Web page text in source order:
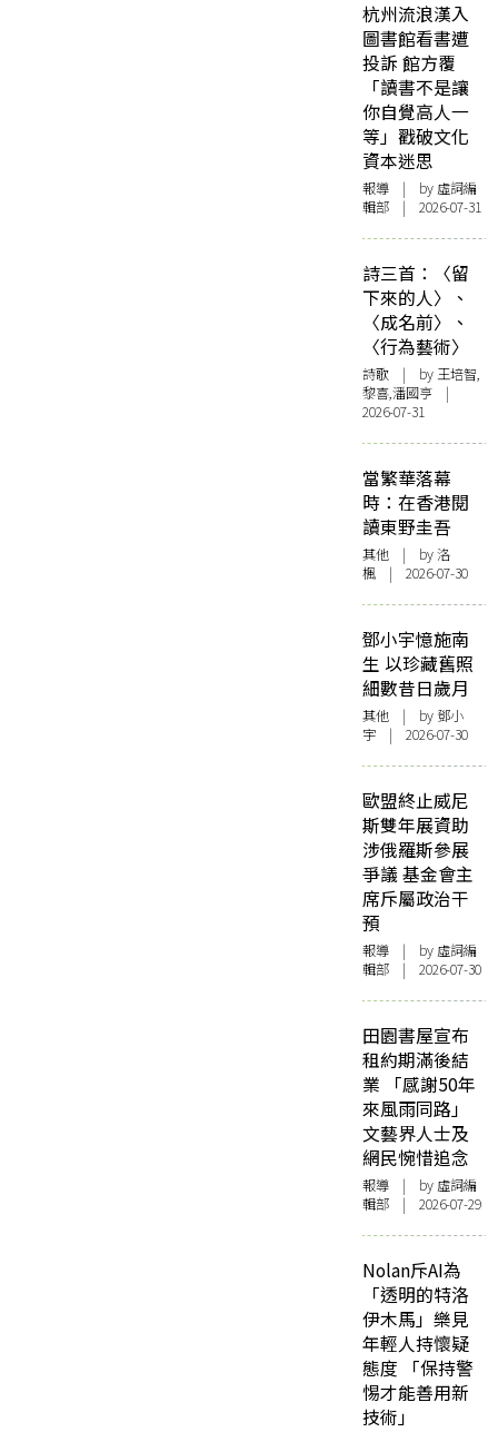
杭州流浪漢入
圖書館看書遭
投訴 館方覆
「讀書不是讓
你自覺高人一
等」戳破文化
資本迷思
報導 | by 虛詞編
輯部 | 2026-07-31
詩三首：〈留
下來的人〉、
〈成名前〉、
〈行為藝術〉
詩歌 | by 王培智,
黎喜,潘國亨 |
2026-07-31
當繁華落幕
時：在香港閱
讀東野圭吾
其他 | by洛
楓 | 2026-07-30
鄧小宇憶施南
生 以珍藏舊照
細數昔日歲月
其他 | by 鄧小
宇 | 2026-07-30
歐盟終止威尼
斯雙年展資助
涉俄羅斯參展
爭議 基金會主
席斥屬政治干
預
報導 | by 虛詞編
輯部 | 2026-07-30
田園書屋宣布
租約期滿後結
業 「感謝50年
來風雨同路」
文藝界人士及
網民惋惜追念
報導 | by 虛詞編
輯部 | 2026-07-29
Nolan斥AI為
「透明的特洛
伊木馬」樂見
年輕人持懷疑
態度 「保持警
惕才能善用新
技術」